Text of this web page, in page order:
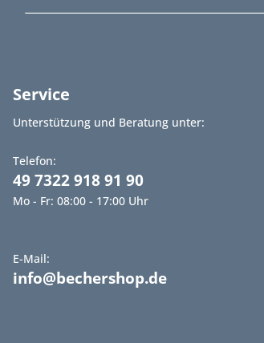
Service
Unterstützung und Beratung unter:
Telefon:
49 7322 918 91 90
Mo - Fr: 08:00 - 17:00 Uhr
E-Mail:
info@bechershop.de